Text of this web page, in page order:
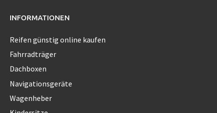
INFORMATIONEN
Reifen günstig online kaufen
Fahrradträger
Dachboxen
Navigationsgeräte
Wagenheber